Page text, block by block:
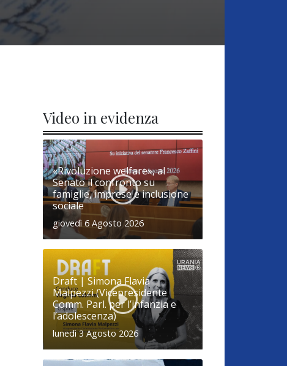
Video in evidenza
«Rivoluzione welfare», al
Senato il confronto su
famiglie, imprese e inclusione
sociale
giovedì 6 Agosto 2026
Draft | Simona Flavia
Malpezzi (Vicepresidente
Comm. Parl. per l’infanzia e
l’adolescenza)
lunedì 3 Agosto 2026